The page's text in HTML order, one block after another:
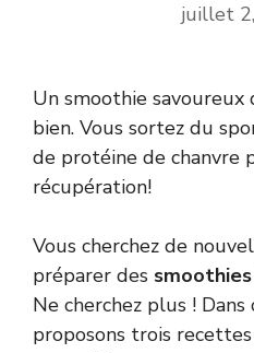
juillet
Un smoothie savoureux
bien. Vous sortez du
de protéine de chanvre
récupération!
Vous cherchez de
préparer des
Ne cherchez plus !
proposons trois